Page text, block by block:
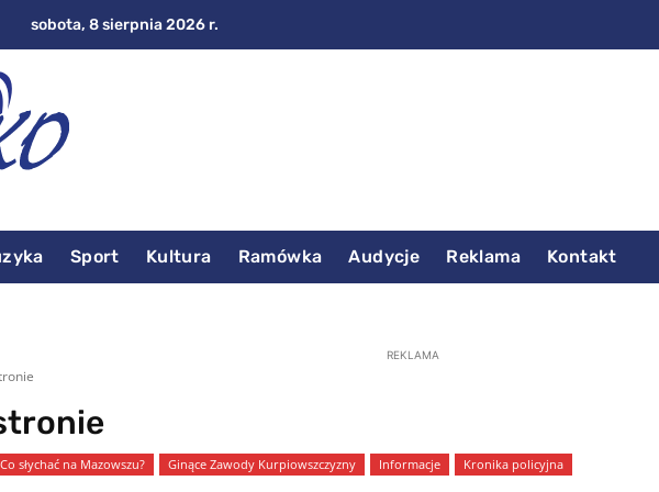
sobota, 8 sierpnia 2026 r.
Sport Kultura Ramówka Audycje Reklama Kontakt
REKLAMA
Co słychać na Mazowszu? Ginące Zawody Kurpiowszczyzny Informacje Kronika policyjna